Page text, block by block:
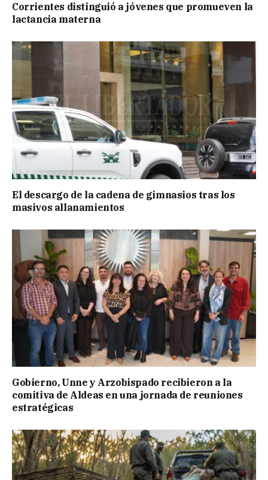
Corrientes distinguió a jóvenes que promueven la
lactancia materna
El descargo de la cadena de gimnasios tras los
masivos allanamientos
Gobierno, Unne y Arzobispado recibieron a la
comitiva de Aldeas en una jornada de reuniones
estratégicas